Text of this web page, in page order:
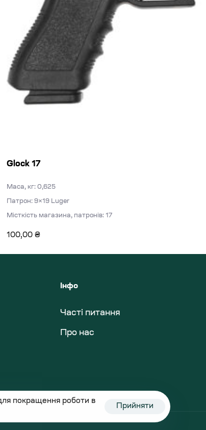
Glock 17
Маса, кг: 0,625
Патрон: 9×19 Luger
Місткість магазина, патронів: 17
100,00 ₴
Інфо
Часті питання
Про нас
покращення роботи в
Прийняти